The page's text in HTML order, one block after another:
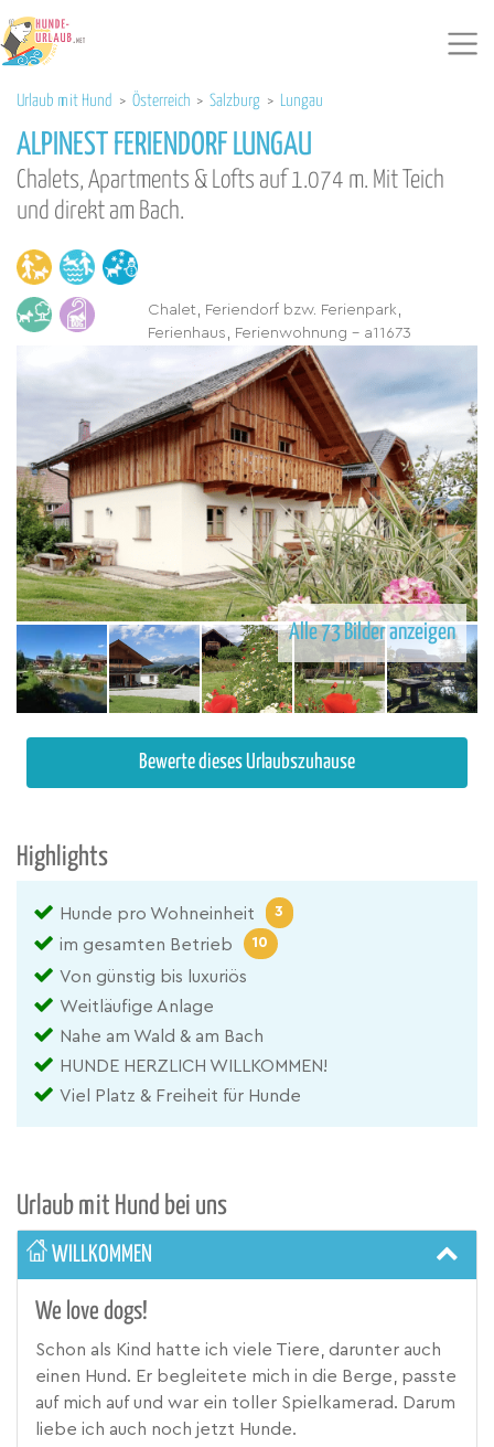
Urlaub mit Hund > Österreich > Salzburg > Lungau
ALPINEST FERIENDORF LUNGAU
Chalets, Apartments & Lofts auf 1.074 m. Mit Teich
und direkt am Bach.
Chalet, Feriendorf bzw. Ferienpark,
Ferienhaus, Ferienwohnung - a11673
Alle 73 Bilder anzeigen
Bewerte dieses Urlaubszuhause
Highlights
Hunde pro Wohneinheit 3
im gesamten Betrieb 10
Von günstig bis luxuriös
Weitläufige Anlage
Nahe am Wald & am Bach
HUNDE HERZLICH WILLKOMMEN!
Viel Platz & Freiheit für Hunde
Urlaub mit Hund bei uns
WILLKOMMEN
We love dogs!
Schon als Kind hatte ich viele Tiere, darunter auch
einen Hund. Er begleitete mich in die Berge, passte
auf mich auf und war ein toller Spielkamerad. Darum
liebe ich auch noch jetzt Hunde.